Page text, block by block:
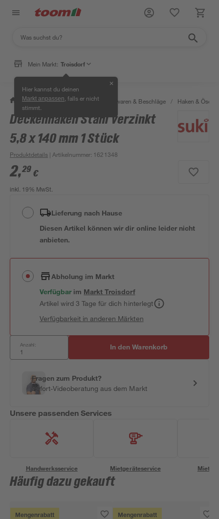
Mein Markt: Troisdorf
Hier kannst du deinen
Markt anpassen , falls er nicht
stimmt.
✕
/ Werkstatt & Maschinen / Eisenwaren & Beschläge / Haken & Ösen
Deckenhaken Stahl verzinkt
5,8 x 140 mm 1 Stück
Produktdetails | Artikelnummer: 1621348
2,29 €
inkl. 19% MwSt.
Lieferung nach Hause
Diesen Artikel können wir dir online leider nicht
anbieten.
Abholung im Markt
Verfügbar im MarktTroisdorf
Artikel wird 3 Tage für dich hinterlegt
Verfügbarkeit in anderen Märkten
Anzahl: In den Warenkorb
Fragen zum Produkt?
Sofort-Videoberatung aus dem Markt
Unsere passenden Services
Handwerksservice Mietgeräteservice
Häufig dazu gekauft
Mengenrabatt Mengenrabatt